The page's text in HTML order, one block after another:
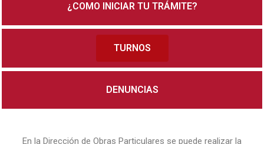
¿COMO INICIAR TU TRÁMITE?
TURNOS
DENUNCIAS
En la Dirección de Obras Particulares se puede realizar la